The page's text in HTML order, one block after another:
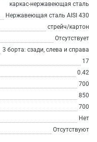
каркас-нержавеющая сталь
Нержавеющая сталь AISI 430
стрейч/картон
Отсутствует
3 борта: сзади, слева и справа
17
0.42
700
850
700
Нет
Отсутствуют